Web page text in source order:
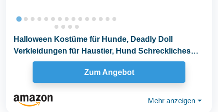
Halloween Kostüme für Hunde, Deadly Doll
Verkleidungen für Haustier, Hund Schreckliches
Kostüm...
Zum Angebot
Mehr anzeigen ⏷